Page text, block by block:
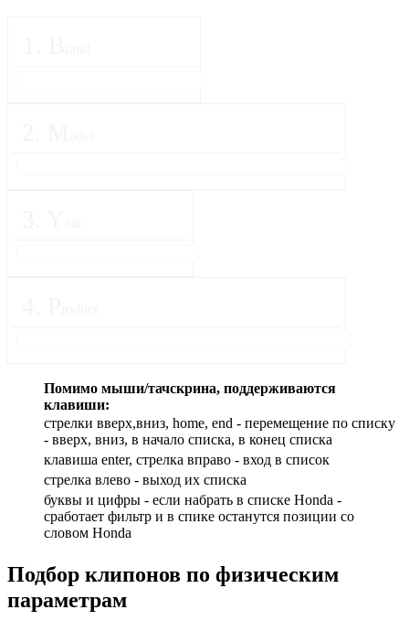
Помимо мыши/тачскрина, поддерживаются
клавиши:
стрелки вверх,вниз, home, end - перемещение по списку
- вверх, вниз, в начало списка, в конец списка
клавиша enter, стрелка вправо - вход в список
cтрелка влево - выход их списка
буквы и цифры - если набрать в списке Honda -
сработает фильтр и в спике останутся позиции со
словом Honda
Подбор клипонов по физическим
параметрам